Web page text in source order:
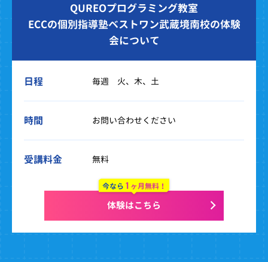
QUREOプログラミング教室
ECCの個別指導塾ベストワン武蔵境南校の体験
会について
日程 毎週 火、木、土
時間 お問い合わせください
受講料金 無料
今なら 1 ヶ月無料！
体験はこちら